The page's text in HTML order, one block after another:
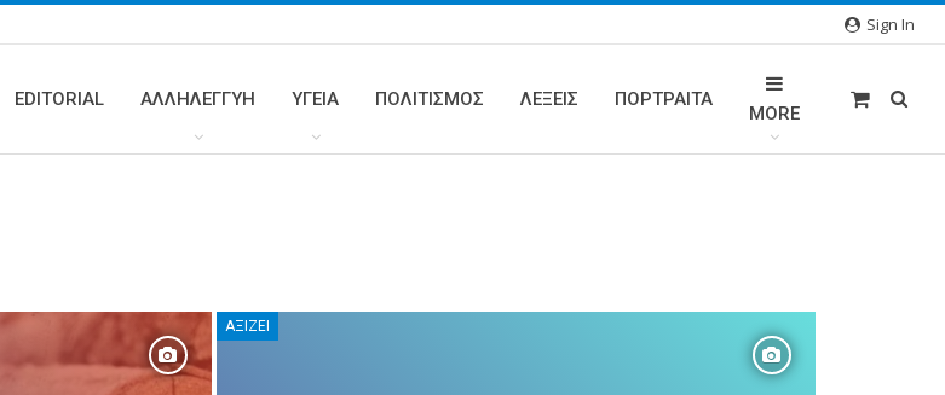
Sign In
EDITORIAL ΑΛΛΗΛΕΓΓΥΗ ΥΓΕΊΑ ΠΟΛΙΤΙΣΜΟΣ ΛΕΞΕΙΣ ΠΟΡΤΡΑΊΤΑ
MORE
ΑΞΊΖΕΙ